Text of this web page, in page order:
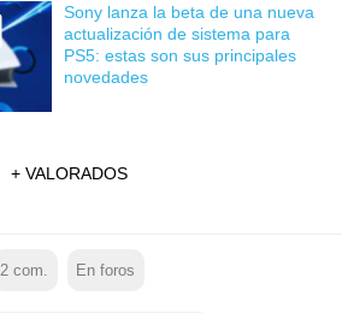
Sony lanza la beta de una nueva
actualización de sistema para
PS5: estas son sus principales
novedades
+ VALORADOS
2 com. En foros